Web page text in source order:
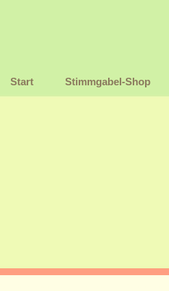
Start Stimmgabel-Shop